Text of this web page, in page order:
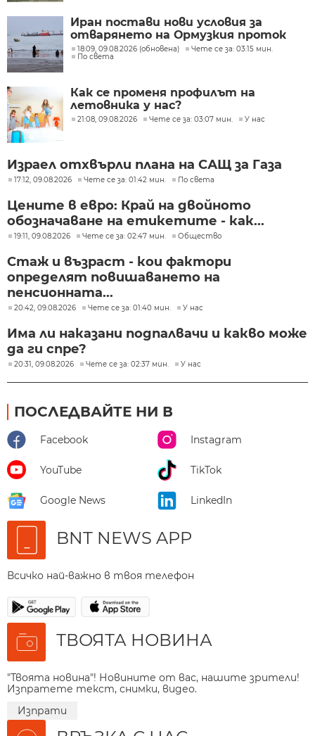
Иран постави нови условия за
отварянето на Ормузкия проток
18:09, 09.08.2026 (обновена)
Чете се за: 03:15 мин.
По света
Как се променя профилът на
летовника у нас?
21:08, 09.08.2026 Чете се за: 03:07 мин. У нас
Израел отхвърли плана на САЩ за Газа
17:12, 09.08.2026 Чете се за: 01:42 мин. По света
Цените в евро: Край на двойното
обозначаване на етикетите - как...
19:11, 09.08.2026 Чете се за: 02:47 мин. Общество
Стаж и възраст - кои фактори
определят повишаването на
пенсионната...
20:42, 09.08.2026 Чете се за: 01:40 мин. У нас
Има ли наказани подпалвачи и какво може
да ги спре?
20:31, 09.08.2026 Чете се за: 02:37 мин. У нас
ПОСЛЕДВАЙТЕ НИ В
Facebook Instagram
YouTube TikTok
Google News LinkedIn
BNT NEWS APP
Всичко най-важно в твоя телефон
ТВОЯТА НОВИНА
"Твоята новина"! Новините от вас, нашите зрители!
Изпратете текст, снимки, видео.
Изпрати